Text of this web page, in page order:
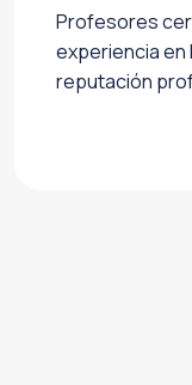
Profesores
experiencia en
reputación